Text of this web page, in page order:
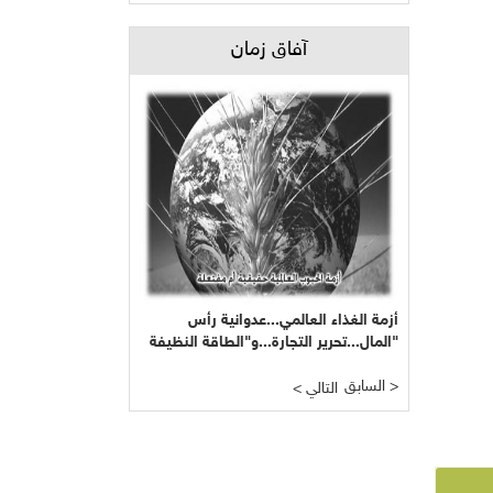
آفاق زمان
أزمة الغذاء العالمي...عدوانية رأس
المال...تحرير التجارة...و"الطاقة النظيفة"
< التالي السابق >